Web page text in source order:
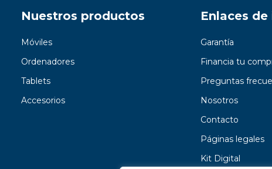
Nuestros productos
Móviles
Ordenadores
Tablets
Accesorios
Enlaces
Garantía
Financia tu
Preguntas
Nosotros
Contacto
Páginas legales
Kit Digital